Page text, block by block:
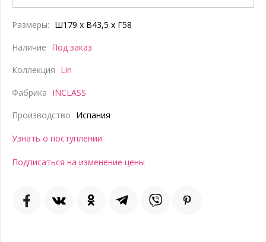
Размеры: Ш179 x В43,5 x Г58
Наличие Под заказ
Коллекция Lin
Фабрика INCLASS
Производство Испания
Узнать о поступлении
Подписаться на изменение цены